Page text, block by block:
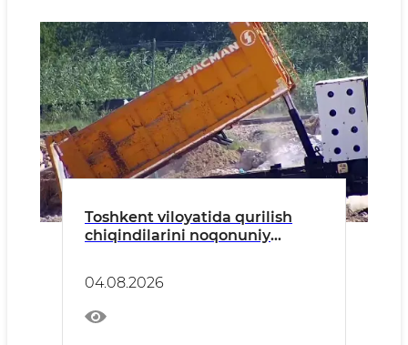
Toshkent viloyatida qurilish
chiqindilarini noqonuniy
04.08.2026